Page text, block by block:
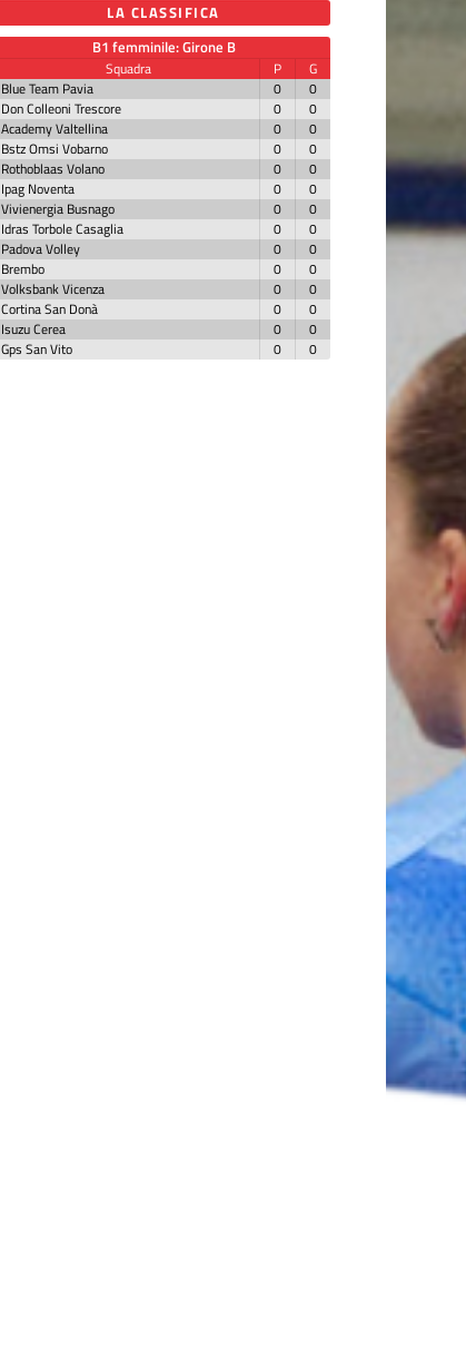
LA CLASSIFICA
B1 femminile: Girone B
Squadra P
G
Blue Team Pavia
0
0
Don Colleoni Trescore
0
0
Academy Valtellina
0
0
Bstz Omsi Vobarno
0
0
Rothoblaas Volano
0
0
Ipag Noventa
0
0
Vivienergia Busnago
0
0
Idras Torbole Casaglia
0
0
Padova Volley
0
0
Brembo
0
0
Volksbank Vicenza
0
0
Cortina San Donà
0
0
Isuzu Cerea
0
0
Gps San Vito
0 0